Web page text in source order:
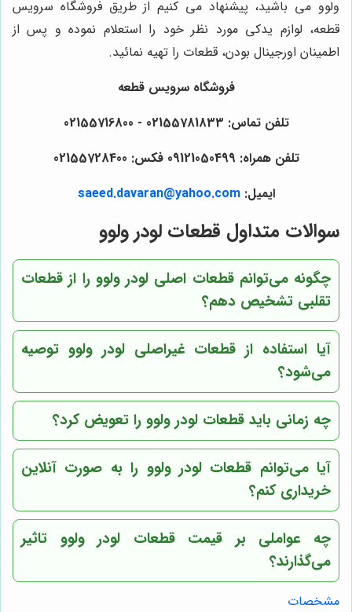
ولوو می باشید، پیشنهاد می کنیم از طریق فروشگاه سرویس
قطعه، لوازم یدکی مورد نظر خود را استعلام نموده و پس از
اطمینان اورجینال بودن، قطعات را تهیه نمائید.
فروشگاه سرویس قطعه
تلفن تماس: 02155781833 - 02155716800
تلفن همراه: 09121050499 فکس: 02155728400
ایمیل:saeed.davaran@yahoo.com
سوالات متداول قطعات لودر ولوو
چگونه می‌توانم قطعات اصلی لودر ولوو را از قطعات
تقلبی تشخیص دهم؟
آیا استفاده از قطعات غیراصلی لودر ولوو توصیه
می‌شود؟
چه زمانی باید قطعات لودر ولوو را تعویض کرد؟
آیا می‌توانم قطعات لودر ولوو را به صورت آنلاین
خریداری کنم؟
چه عواملی بر قیمت قطعات لودر ولوو تاثیر
می‌گذارند؟
مشخصات